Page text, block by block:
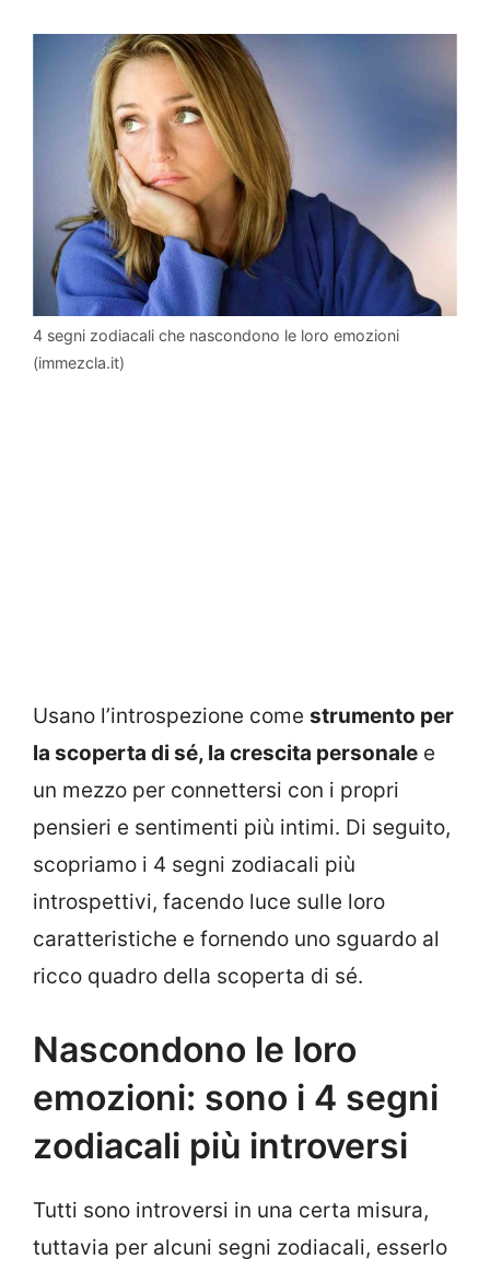
4 segni zodiacali che nascondono le loro emozioni
(immezcla.it)
Usano l’introspezione come strumento per
la scoperta di sé, la crescita personale e
un mezzo per connettersi con i propri
pensieri e sentimenti più intimi. Di seguito,
scopriamo i 4 segni zodiacali più
introspettivi, facendo luce sulle loro
caratteristiche e fornendo uno sguardo al
ricco quadro della scoperta di sé.
Nascondono le loro
emozioni: sono i 4 segni
zodiacali più introversi
Tutti sono introversi in una certa misura,
tuttavia per alcuni segni zodiacali, esserlo